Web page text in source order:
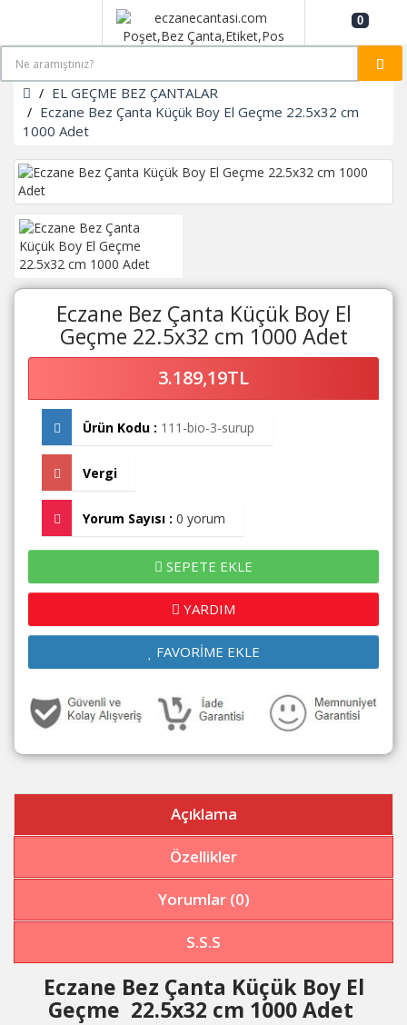
0
EL GEÇME BEZ ÇANTALAR
Eczane Bez Çanta Küçük Boy El Geçme 22.5x32 cm
1000 Adet
Eczane Bez Çanta Küçük Boy El
Geçme 22.5x32 cm 1000 Adet
3.189,19TL
Ürün Kodu : 111-bio-3-surup
Vergi
Yorum Sayısı : 0 yorum
SEPETE EKLE
YARDIM
FAVORİME EKLE
Açıklama
Özellikler
Yorumlar (0)
S.S.S
Eczane Bez Çanta Küçük Boy El
Geçme 22.5x32 cm 1000 Adet